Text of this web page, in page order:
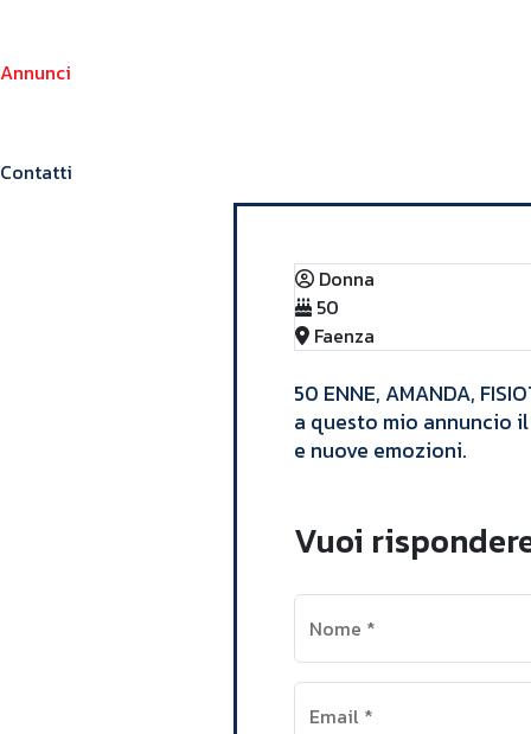
Annunci
Contatti
Donna
50
Faenza
​50 ENNE, AMANDA,
a questo mio annuncio
e nuove emozioni.​
Vuoi
Nome *
Email *